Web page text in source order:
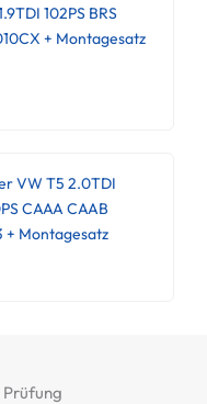
102PS BRS
+ Montagesatz
VW T5 2.0TDI
CAAA CAAB
+ Montagesatz
Prüfung